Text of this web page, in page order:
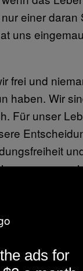
einer daran
uns
frei und
haben. Wir
Für unser
gezwungen
zu treffen.
ads for